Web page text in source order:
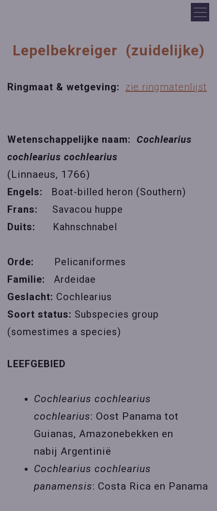
Lepelbekreiger (zuidelijke)
Ringmaat & wetgeving: zie ringmatenlijst
Wetenschappelijke naam:
Cochlearius
cochlearius cochlearius
(Linnaeus, 1766)
Engels: Boat-billed heron (Southern)
Frans:
Savacou huppe
Duits:
Kahnschnabel
Orde: Pelicaniformes
Familie: Ardeidae
Geslacht: Cochlearius
Soort status: Subspecies group
(somestimes a species)
LEEFGEBIED
Cochlearius cochlearius
cochlearius: Oost Panama tot
Guianas, Amazonebekken en
nabij Argentinië
Cochlearius cochlearius
panamensis: Costa Rica en Panama